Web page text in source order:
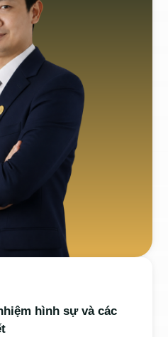
hình sự và các